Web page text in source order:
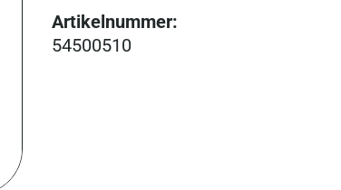
Artikelnummer:
54500510